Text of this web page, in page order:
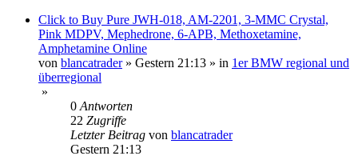
Click to Buy Pure JWH-018, AM-2201, 3-MMC Crystal,
Pink MDPV, Mephedrone, 6-APB, Methoxetamine,
Amphetamine Online
von blancatrader» Gestern 21:13 » in 1er BMW regional und
überregional
»
0 Antworten
22 Zugriffe
Letzter Beitrag von blancatrader
Gestern 21:13